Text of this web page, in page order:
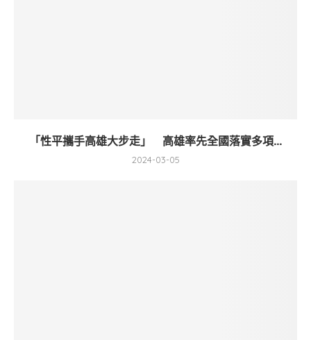
「性平攜手高雄大步走」 高雄率先全國落實多項...
2024-03-05